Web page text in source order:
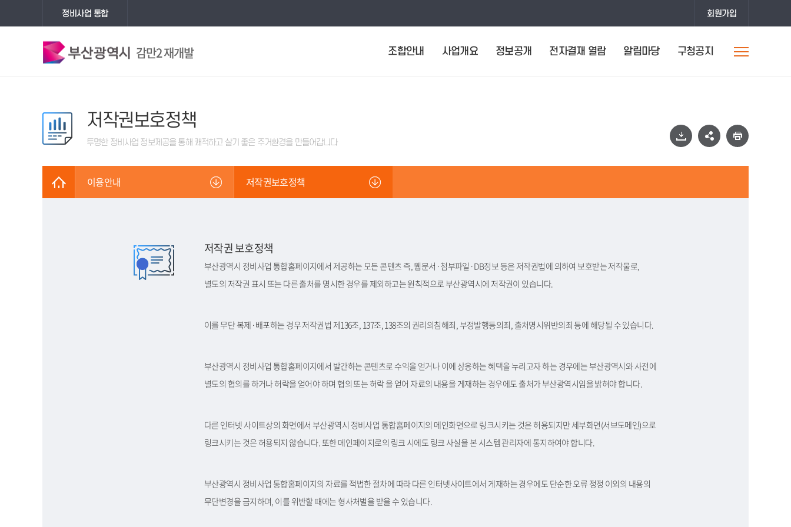
정비사업 통합 회원가입
감만2 재개발 조합안내 사업개요 정보공개 전자결재 열람 알림마당 구청공지
저작권보호정책
투명한 정비사업 정보제공을 통해 쾌적하고 살기 좋은 주거환경을 만들어갑니다
이용안내 저작권보호정책
저작권 보호정책
부산광역시 정비사업 통합홈페이지에서 제공하는 모든 콘텐츠 즉, 웹문서·첨부파일·DB정보 등은 저작권법에 의하여 보호받는 저작물로,
별도의 저작권 표시 또는 다른 출처를 명시한 경우를 제외하고는 원칙적으로 부산광역시에 저작권이 있습니다.
이를 무단 복제·배포하는 경우 저작권법 제136조, 137조, 138조의 권리의침해죄, 부정발행등의죄, 출처명시위반의죄 등에 해당될 수 있습니다.
부산광역시 정비사업 통합홈페이지에서 발간하는 콘텐츠로 수익을 얻거나 이에 상응하는 혜택을 누리고자 하는 경우에는 부산광역시와 사전에
별도의 협의를 하거나 허락을 얻어야 하며 협의 또는 허락 을 얻어 자료의 내용을 게재하는 경우에도 출처가 부산광역시임을 밝혀야 합니다.
다른 인터넷 사이트상의 화면에서 부산광역시 정비사업 통합홈페이지의 메인화면으로 링크시키는 것은 허용되지만 세부화면(서브도메인)으로
링크시키는 것은 허용되지 않습니다. 또한 메인페이지로의 링크 시에도 링크 사실을 본 시스템 관리자에 통지하여야 합니다.
부산광역시 정비사업 통합홈페이지의 자료를 적법한 절차에 따라 다른 인터넷사이트에서 게재하는 경우에도 단순한 오류 정정 이외의 내용의
무단변경을 금지하며, 이를 위반할 때에는 형사처벌을 받을 수 있습니다.